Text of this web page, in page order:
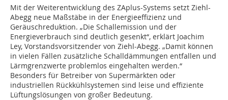
Mit der Weiterentwicklung des ZAplus-Systems setzt Ziehl-
Abegg neue Maßstäbe in der Energieeffizienz und
Geräuschreduktion. „Die Schallemission und der
Energieverbrauch sind deutlich gesenkt“, erklärt Joachim
Ley, Vorstandsvorsitzender von Ziehl-Abegg. „Damit können
in vielen Fällen zusätzliche Schalldämmungen entfallen und
Lärmgrenzwerte problemlos eingehalten werden.“
Besonders für Betreiber von Supermärkten oder
industriellen Rückkühlsystemen sind leise und effiziente
Lüftungslösungen von großer Bedeutung.